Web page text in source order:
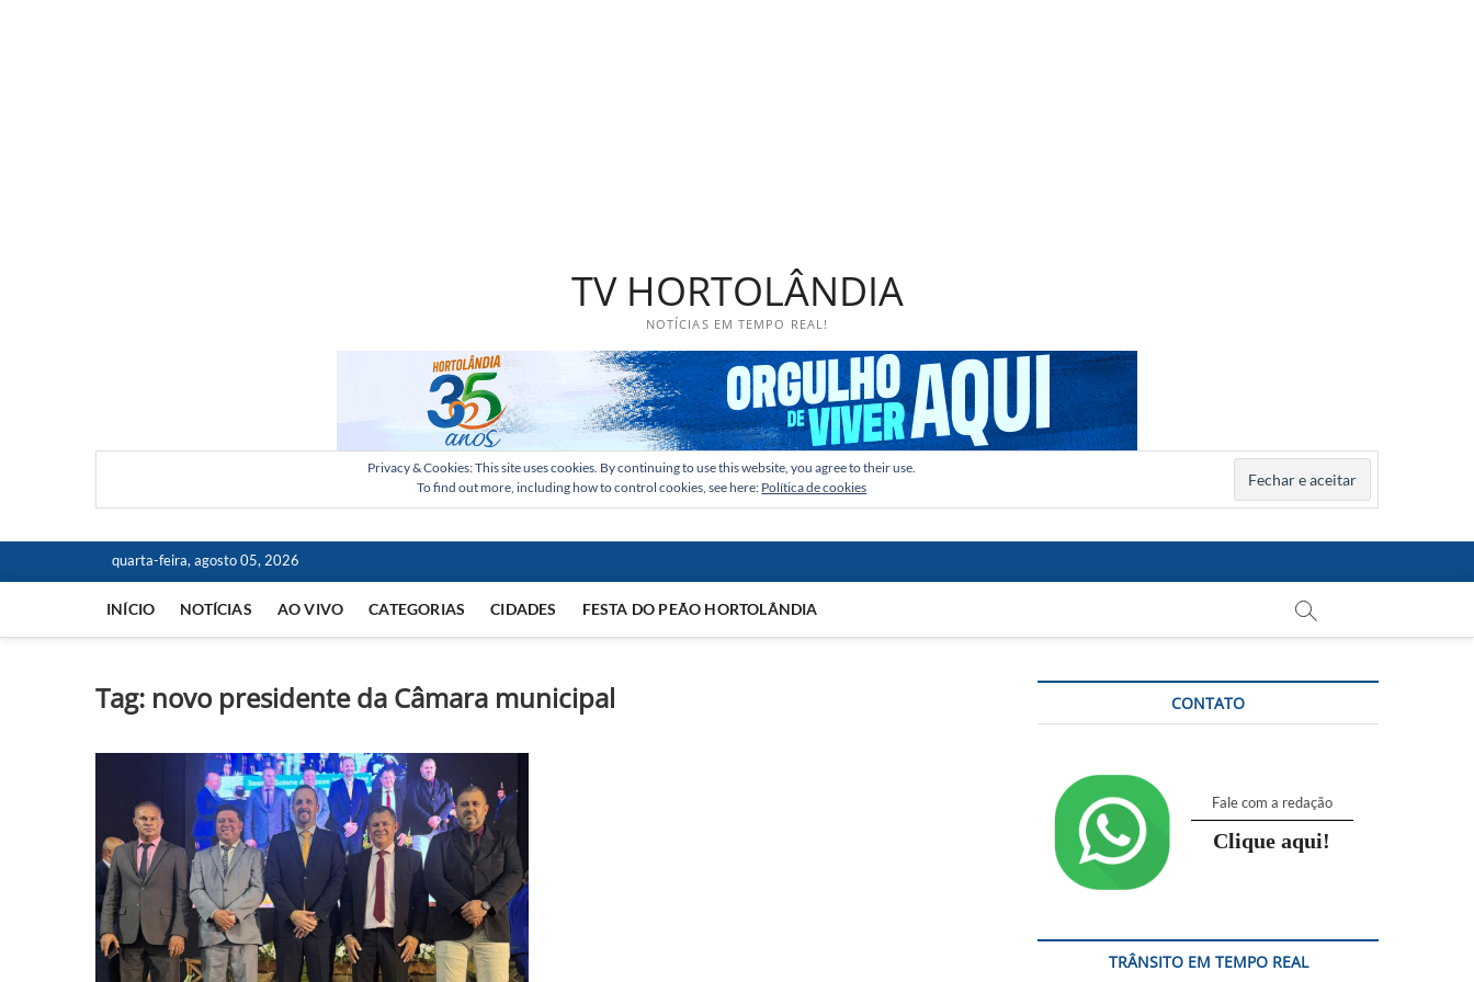
TV HORTOLÂNDIA
NOTÍCIAS EM TEMPO REAL!
Privacy & Cookies: This site uses cookies. By continuing to use this website, you agree to their use.
To find out more, including how to control cookies, see here: Política de cookies
quarta-feira, agosto 05, 2026
INÍCIO NOTÍCIAS AO VIVO CATEGORIAS CIDADES FESTA DO PEÃO HORTOLÂNDIA
Tag: novo presidente da Câmara municipal CONTATO
Fale com a redação
Clique aqui!
TRÂNSITO EM TEMPO REAL